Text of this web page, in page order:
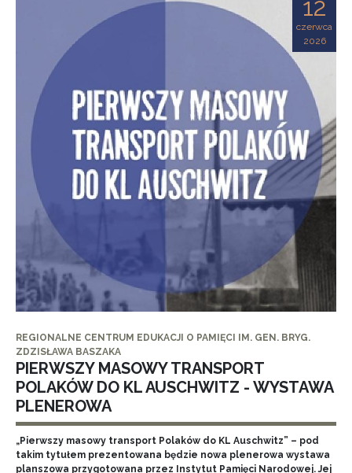
12
czerwca
2026
REGIONALNE CENTRUM EDUKACJI O PAMIĘCI IM. GEN. BRYG.
ZDZISŁAWA BASZAKA
PIERWSZY MASOWY TRANSPORT
POLAKÓW DO KL AUSCHWITZ - WYSTAWA
PLENEROWA
„Pierwszy masowy transport Polaków do KL Auschwitz” – pod
takim tytułem prezentowana będzie nowa plenerowa wystawa
planszowa przygotowana przez Instytut Pamięci Narodowej. Jej